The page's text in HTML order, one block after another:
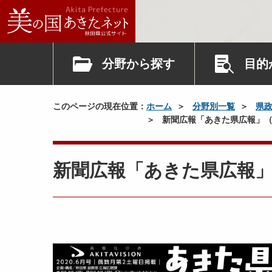
分野から探す 目
このページの現在位置： ホーム 分野別一覧
県
新聞広報「あきた県広報」
新聞広報「あきた県広報